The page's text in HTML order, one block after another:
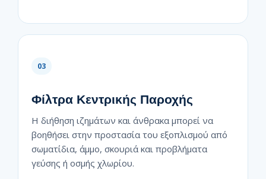
03
Φίλτρα Κεντρικής Παροχής
Η διήθηση ιζημάτων και άνθρακα μπορεί να
βοηθήσει στην προστασία του εξοπλισμού από
σωματίδια, άμμο, σκουριά και προβλήματα
γεύσης ή οσμής χλωρίου.